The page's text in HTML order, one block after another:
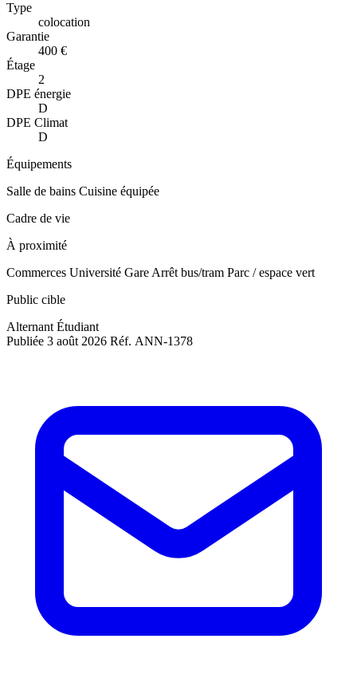
Type
colocation
Garantie
400 €
Étage
2
DPE énergie
D
DPE Climat
D
Équipements
Salle de bains Cuisine équipée
Cadre de vie
À proximité
Commerces Université Gare Arrêt bus/tram Parc / espace vert
Public cible
Alternant Étudiant
Publiée 3 août 2026 Réf. ANN-1378